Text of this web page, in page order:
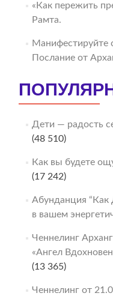
«Как пережить
Рамта.
Манифестируйте
Послание от
Дети — радость
(48 510)
Как вы будете
(17 242)
Абунданция “Как
в вашем
Ченнелинг
«Ангел
(13 365)
Ченнелинг от